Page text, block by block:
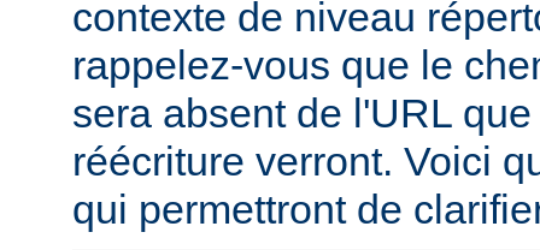
contexte de niveau
rappelez-vous que le
sera absent de l'URL
réécriture verront. Voici
qui permettront de